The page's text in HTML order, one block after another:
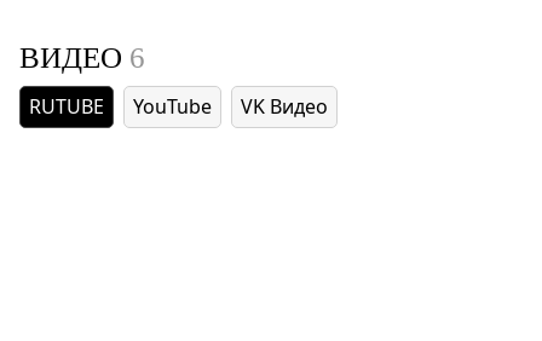
ВИДЕО 6
RUTUBE YouTube VK Видео